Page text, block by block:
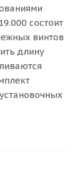
состоит
винтов
длину